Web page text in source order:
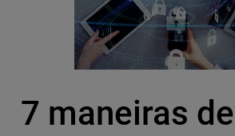
7 maneiras de